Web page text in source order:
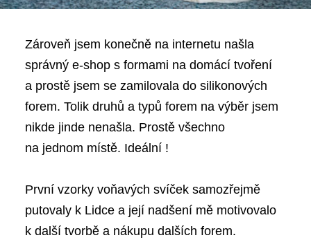
Zároveň jsem konečně na internetu našla
správný e-shop s formami na domácí tvoření
a prostě jsem se zamilovala do silikonových
forem. Tolik druhů a typů forem na výběr jsem
nikde jinde nenašla. Prostě všechno
na jednom místě. Ideální !
První vzorky voňavých svíček samozřejmě
putovaly k Lidce a její nadšení mě motivovalo
k další tvorbě a nákupu dalších forem.